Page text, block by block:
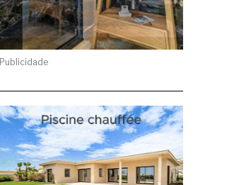
Publicidade